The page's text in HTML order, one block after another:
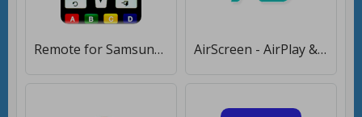
Remote for Samsung TV AirScreen - AirPlay & Cast & Miracast & DLNA [Без рекламы]